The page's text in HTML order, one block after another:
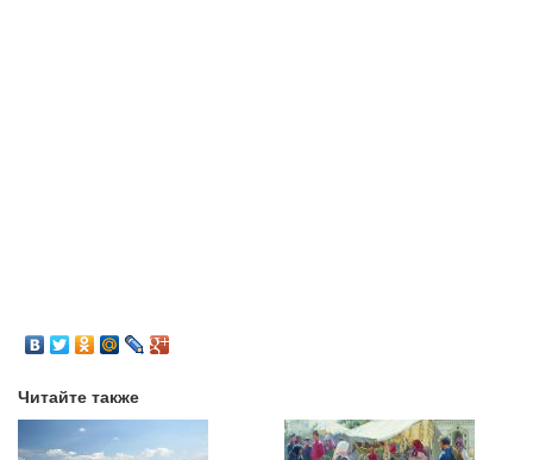
Читайте также